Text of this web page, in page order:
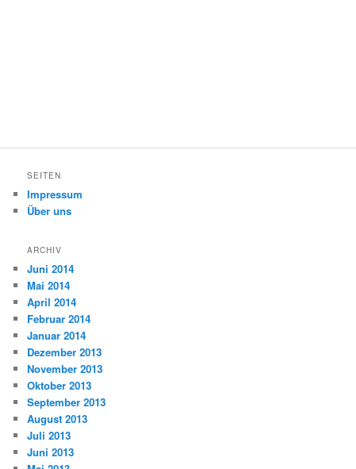
SEITEN
Impressum
Über uns
ARCHIV
Juni 2014
Mai 2014
April 2014
Februar 2014
Januar 2014
Dezember 2013
November 2013
Oktober 2013
September 2013
August 2013
Juli 2013
Juni 2013